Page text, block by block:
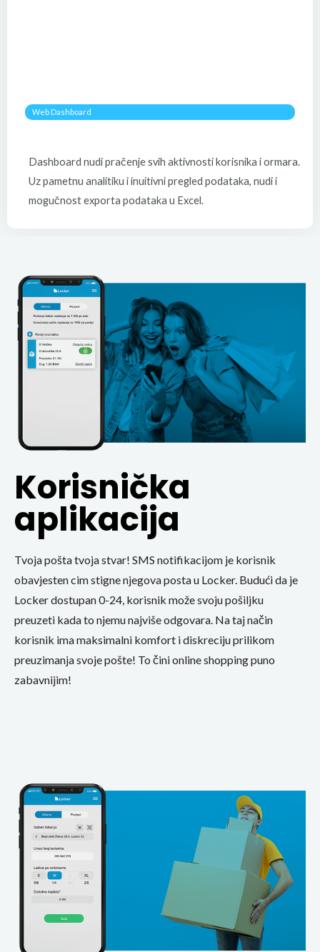
Web Dashboard
Dashboard nudi pračenje svih aktivnosti korisnika i ormara.
Uz pametnu analitiku i inuitivni pregled podataka, nudi i
mogučnost exporta podataka u Excel.
Korisnička
aplikacija
Tvoja pošta tvoja stvar! SMS notifikacijom je korisnik
obavjesten cim stigne njegova posta u Locker. Budući da je
Locker dostupan 0-24, korisnik može svoju pošiljku
preuzeti kada to njemu najviše odgovara. Na taj način
korisnik ima maksimalni komfort i diskreciju prilikom
preuzimanja svoje pošte! To čini online shopping puno
zabavnijim!